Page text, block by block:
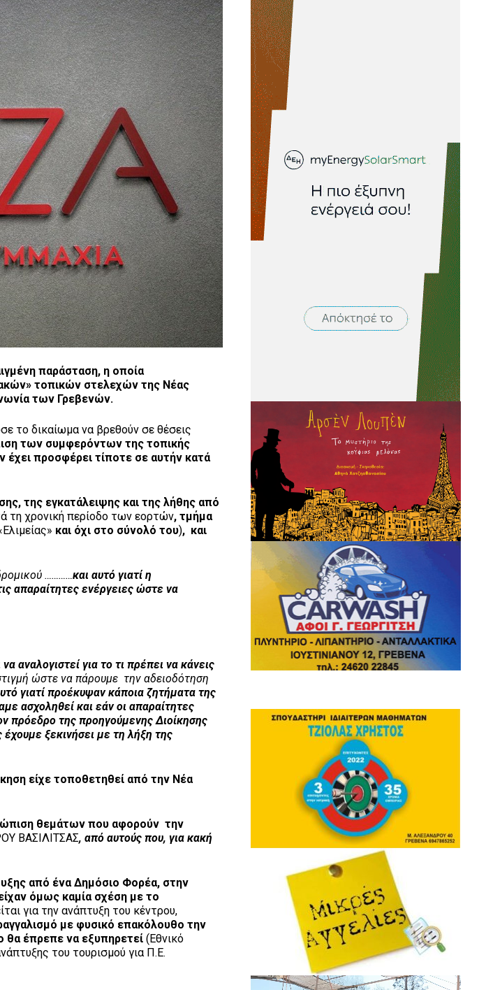
παράσταση, η οποία
τοπικών στελεχών της Νέας
των Γρεβενών.
το δικαίωμα να βρεθούν σε θέσεις
των συμφερόντων της τοπικής
προσφέρει τίποτε σε αυτήν κατά
της εγκατάλειψης και της λήθης από
τη χρονική περίοδο των εορτών, τμήμα
και όχι στο σύνολό του), και
…………και αυτό γιατί η
απαραίτητες ενέργειες ώστε να
αναλογιστεί για το τι πρέπει να κάνεις
ώστε να πάρουμε την αδειοδότηση
γιατί προέκυψαν κάποια ζητήματα της
ασχοληθεί και εάν οι απαραίτητες
πρόεδρο της προηγούμενης Διοίκησης
ξεκινήσει με τη λήξη της
είχε τοποθετηθεί από την Νέα
θεμάτων που αφορούν την
ΒΑΣΙΛΙΤΣΑΣ, από αυτούς που, για κακή
από ένα Δημόσιο Φορέα, στην
όμως καμία σχέση με το
για την ανάπτυξη του κέντρου,
με φυσικό επακόλουθο την
θα έπρεπε να εξυπηρετεί (Εθνικό
του τουρισμού για Π.Ε.
Πρόγραμμα